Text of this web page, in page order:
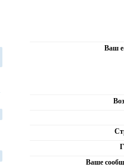
Ваш
Ваше